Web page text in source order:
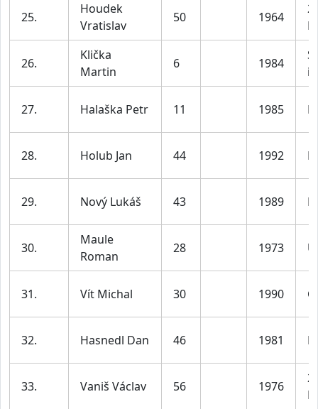
25.
Houdek
Vratislav
50 1964
26.
Klička
Martin
6 1984
27. Halaška Petr 11 1985
28. Holub Jan 44 1992
29. Nový Lukáš 43 1989
30.
Maule
Roman
28 1973
31. Vít Michal 30 1990
32. Hasnedl Dan 46 1981
33. Vaniš Václav 56 1976